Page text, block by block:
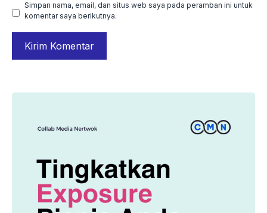
Simpan nama, email, dan situs web saya pada peramban ini untuk
komentar saya berikutnya.